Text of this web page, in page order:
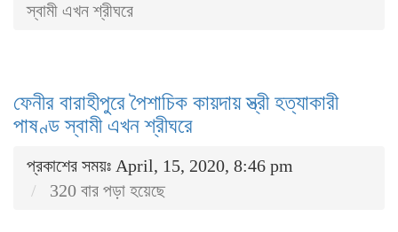
স্বামী এখন শ্রীঘরে
ফেনীর বারাহীপুরে পৈশাচিক কায়দায় স্ত্রী হত্যাকারী
পাষণ্ড স্বামী এখন শ্রীঘরে
প্রকাশের সময়ঃ April, 15, 2020, 8:46 pm
320 বার পড়া হয়েছে